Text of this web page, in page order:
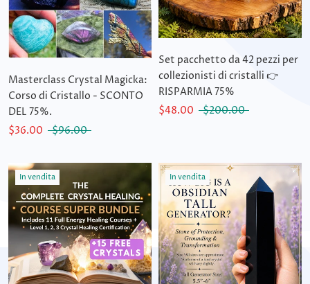
Masterclass Crystal Magicka:
Corso di Cristallo - SCONTO
DEL 75%.
$36.00
$96.00
Set pacchetto da 42 pezzi per
collezionisti di cristalli 👉
RISPARMIA 75%
$48.00
$200.00
In vendita In vendita